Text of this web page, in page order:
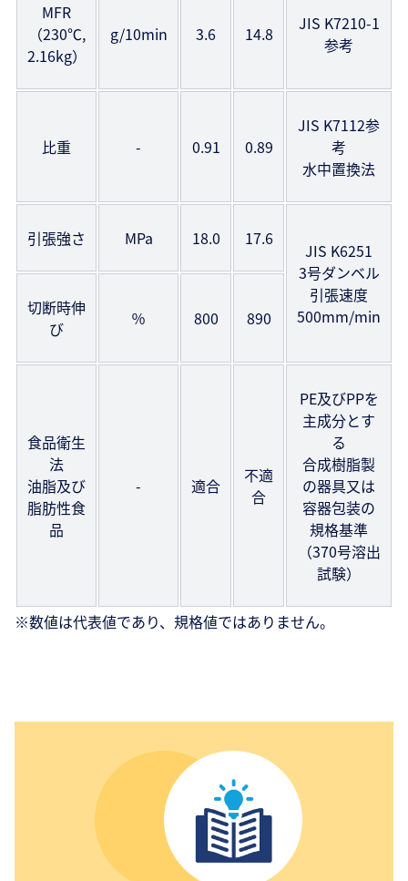
MFR
（230℃,
2.16kg）
g/10min 3.6 14.8
JIS K7210-1
参考
比重 - 0.91 0.89
JIS K7112参
考
水中置換法
引張強さ MPa 18.0 17.6
JIS K6251
3号ダンベル
引張速度
500mm/min
切断時伸
び
％ 800 890
食品衛生
法
油脂及び
脂肪性食
品
- 適合
不適
合
PE及びPPを
主成分とす
る
合成樹脂製
の器具又は
容器包装の
規格基準
（370号溶出
試験）
※数値は代表値であり、規格値ではありません。